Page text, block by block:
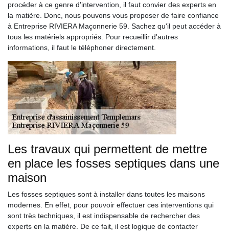
procéder à ce genre d'intervention, il faut convier des experts en
la matière. Donc, nous pouvons vous proposer de faire confiance
à Entreprise RIVIERA Maçonnerie 59. Sachez qu'il peut accéder à
tous les matériels appropriés. Pour recueillir d'autres
informations, il faut le téléphoner directement.
Les travaux qui permettent de mettre
en place les fosses septiques dans une
maison
Les fosses septiques sont à installer dans toutes les maisons
modernes. En effet, pour pouvoir effectuer ces interventions qui
sont très techniques, il est indispensable de rechercher des
experts en la matière. De ce fait, il est logique de contacter